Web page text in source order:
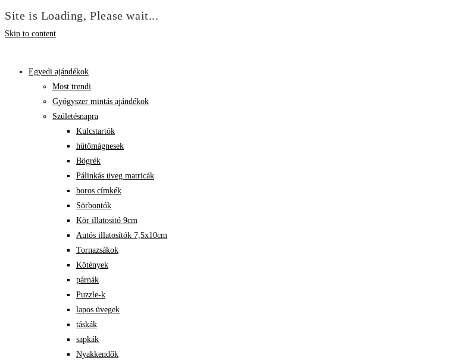
Site is Loading, Please wait...
Skip to content
Egyedi ajándékok
Most trendi
Gyógyszer mintás ajándékok
Születésnapra
Kulcstartók
hűtőmágnesek
Bögrék
Pálinkás üveg matricák
boros címkék
Sörbontók
Kör illatositó 9cm
Autós illatosítók 7,5x10cm
Tornazsákok
Kötények
párnák
Puzzle-k
lapos üvegek
táskák
sapkák
Nyakkendők